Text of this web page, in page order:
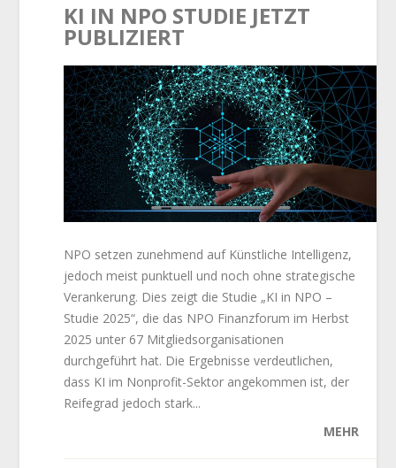
KI IN NPO STUDIE JETZT
PUBLIZIERT
NPO setzen zunehmend auf Künstliche Intelligenz,
jedoch meist punktuell und noch ohne strategische
Verankerung. Dies zeigt die Studie „KI in NPO –
Studie 2025“, die das NPO Finanzforum im Herbst
2025 unter 67 Mitgliedsorganisationen
durchgeführt hat. Die Ergebnisse verdeutlichen,
dass KI im Nonprofit-Sektor angekommen ist, der
Reifegrad jedoch stark...
MEHR